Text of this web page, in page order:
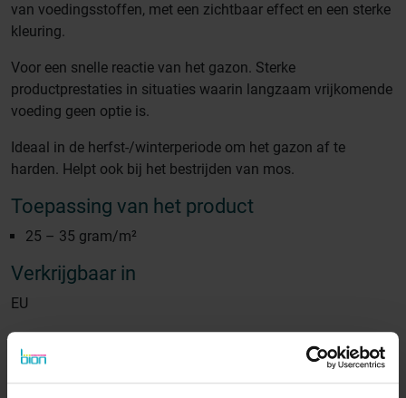
van voedingsstoffen, met een zichtbaar effect en een sterke
kleuring.
Voor een snelle reactie van het gazon. Sterke
productprestaties in situaties waarin langzaam vrijkomende
voeding geen optie is.
Ideaal in de herfst-/winterperiode om het gazon af te
harden. Helpt ook bij het bestrijden van mos.
Toepassing van het product
25 – 35 gram/m²
Verkrijgbaar in
EU
Merk